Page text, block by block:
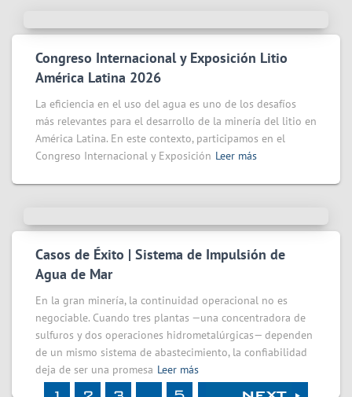
Congreso Internacional y Exposición Litio
América Latina 2026
La eficiencia en el uso del agua es uno de los desafíos
más relevantes para el desarrollo de la minería del litio en
América Latina. En este contexto, participamos en el
Congreso Internacional y Exposición Leer más
Casos de Éxito | Sistema de Impulsión de
Agua de Mar
En la gran minería, la continuidad operacional no es
negociable. Cuando tres plantas —una concentradora de
sulfuros y dos operaciones hidrometalúrgicas— dependen
de un mismo sistema de abastecimiento, la confiabilidad
deja de ser una promesa Leer más